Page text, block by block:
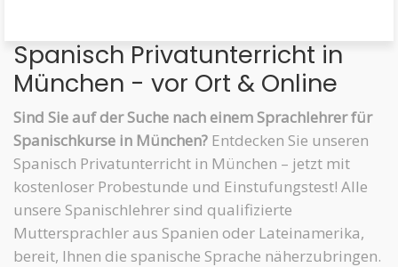
Spanisch Privatunterricht in
München - vor Ort & Online
Sind Sie auf der Suche nach einem Sprachlehrer für
Spanischkurse in München? Entdecken Sie unseren
Spanisch Privatunterricht in München – jetzt mit
kostenloser Probestunde und Einstufungstest! Alle
unsere Spanischlehrer sind qualifizierte
Muttersprachler aus Spanien oder Lateinamerika,
bereit, Ihnen die spanische Sprache näherzubringen.